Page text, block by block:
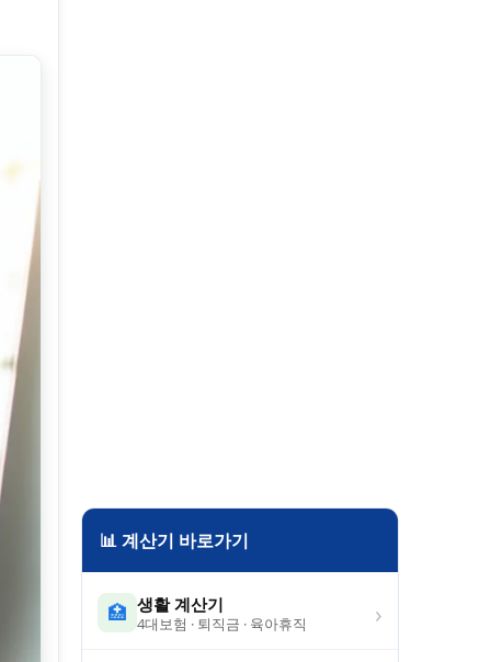
📊 계산기 바로가기
🏥 생활 계산기
4대보험 · 퇴직금 · 육아휴직 ›